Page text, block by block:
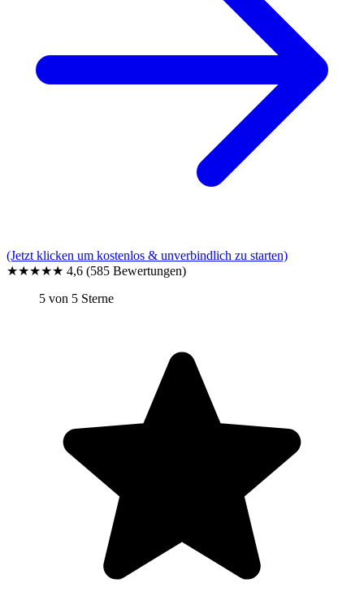
(Jetzt klicken um kostenlos & unverbindlich zu starten)
★★★★★ 4,6 (585 Bewertungen)
5 von 5 Sterne